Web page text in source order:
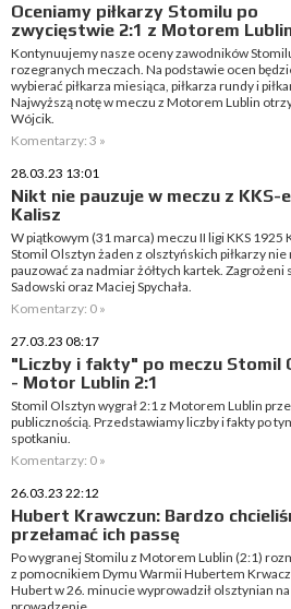
Oceniamy piłkarzy Stomilu po
zwycięstwie 2:1 z Motorem
Kontynuujemy nasze oceny zawodników
rozegranych meczach. Na podstawie ocen
wybierać piłkarza miesiąca, piłkarza rundy i
Najwyższą notę w meczu z Motorem Lublin
Wójcik.
Komentarzy: 3 »
28.03.23 13:01
Nikt nie pauzuje w meczu z KKS-
Kalisz
W piątkowym (31 marca) meczu II ligi KKS 1925
Stomil Olsztyn żaden z olsztyńskich piłkarzy nie
pauzować za nadmiar żółtych kartek. Zagrożeni
Sadowski oraz Maciej Spychała.
Komentarzy: 0 »
27.03.23 08:17
"Liczby i fakty" po meczu Stomil
- Motor Lublin 2:1
Stomil Olsztyn wygrał 2:1 z Motorem Lublin
publicznością. Przedstawiamy liczby i fakty po
spotkaniu.
Komentarzy: 0 »
26.03.23 22:12
Hubert Krawczun: Bardzo
przełamać ich passę
Po wygranej Stomilu z Motorem Lublin (2:1)
z pomocnikiem Dymu Warmii Hubertem
Hubert w 26. minucie wyprowadził olsztynian na